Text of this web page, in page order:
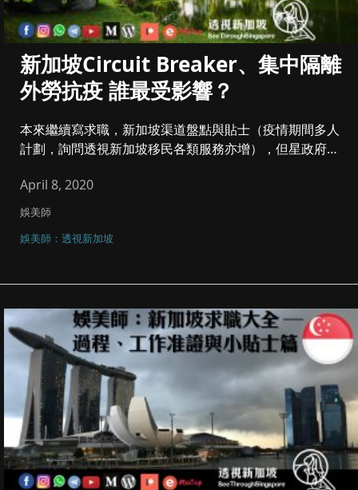
新加坡Circuit Breaker、集中隔離
外勞抗疫 誰最受影響？
本來繼續寫求職，新加坡渠道盤點與貼士（疫情期間多人
計劃，詢問透視新加坡移民各類服務亦增），但星政府上
April 8, 2020
娛美師
娛美師：透視新加坡